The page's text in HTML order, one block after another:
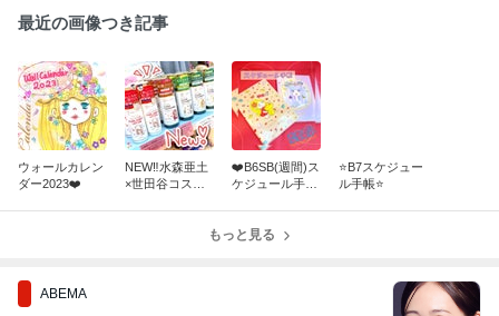
最近の画像つき記事
ウォールカレン
ダー2023❤️
NEW‼️水森亜土
×世田谷コスメ
❤️B6SB(週間)ス
ケジュール手帳
⭐️B7スケジュー
ル手帳⭐️
もっと見る
ABEMA